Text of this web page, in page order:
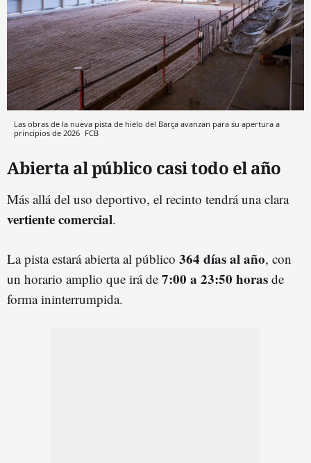
Las obras de la nueva pista de hielo del Barça avanzan para su apertura a
principios de 2026 FCB
Abierta al público casi todo el año
Más allá del uso deportivo, el recinto tendrá una clara
vertientecomercial.
La pista estará abierta al público 364 días al año, con
un horario amplio que irá de 7:00 a 23:50 horas de
forma ininterrumpida.